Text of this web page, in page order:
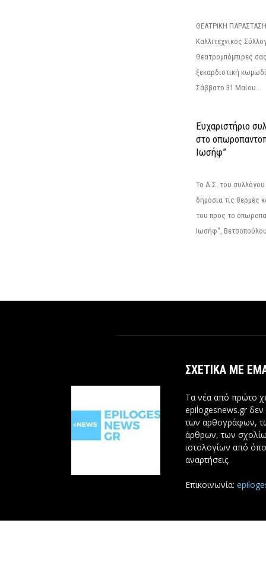
ΘΕΑΤΡΙΚΗ ΠΑΡΑΣΤΑΣΗ
Καλλιτεχνικός
Θεατρομπόμπιρες
ξεκαρδιστική
Σάββατο 31 Μαίου...
Ευχαριστήριο
στο
Ιωσήφ”
Το Δ.Σ. του
δημόσια τις θερμές
του προς το
Ιωσήφ",
ΣΧΕΤΙΚΆ ΜΕ
Τα νέα από πρώτο
epilogesnews.gr δεν
των αρθογράφων,
άρθρων, των
ιστολογίων από
αναρτήσεις.
Επικοινωνία: